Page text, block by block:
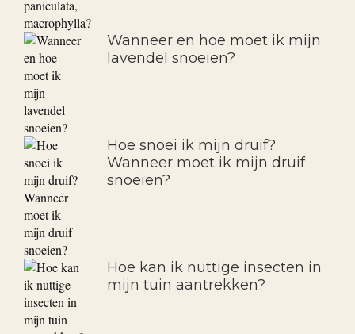
Wanneer en hoe moet ik mijn
lavendel snoeien?
Hoe snoei ik mijn druif?
Wanneer moet ik mijn druif
snoeien?
Hoe kan ik nuttige insecten in
mijn tuin aantrekken?